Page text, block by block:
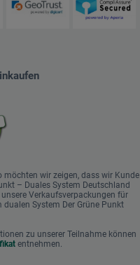
möchten wir zeigen, dass wir Kunde
– Duales System Deutschland
Verkaufsverpackungen für
dualen System Der Grüne Punkt
zu unserer Teilnahme können
entnehmen.